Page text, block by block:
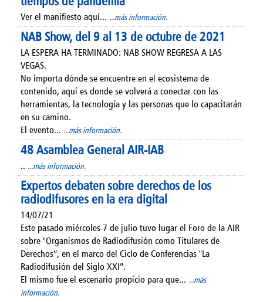
Ver el manifiesto aquí... ...más información.
NAB Show, del 9 al 13 de octubre de 2021
LA ESPERA HA TERMINADO: NAB SHOW REGRESA A LAS
VEGAS.
No importa dónde se encuentre en el ecosistema de
contenido, aquí es donde se volverá a conectar con las
herramientas, la tecnología y las personas que lo capacitarán
en su camino.
El evento... ...más información.
48 Asamblea General AIR-IAB
.. ...más información.
Expertos debaten sobre derechos de los
radiodifusores en la era digital
14/07/21
Este pasado miércoles 7 de julio tuvo lugar el Foro de la AIR
sobre "Organismos de Radiodifusión como Titulares de
Derechos”, en el marco del Ciclo de Conferencias "La
Radiodifusión del Siglo XXI”.
El mismo fue el escenario propicio para que... ...más
información.